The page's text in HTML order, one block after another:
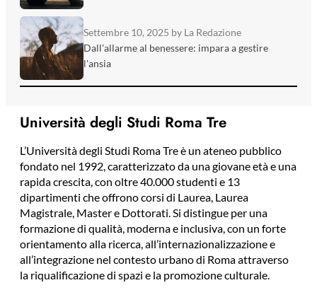
Settembre 10, 2025 by La Redazione
Dall'allarme al benessere: impara a gestire
l'ansia
Università degli Studi Roma Tre
L’Università degli Studi Roma Tre è un ateneo pubblico
fondato nel 1992, caratterizzato da una giovane età e una
rapida crescita, con oltre 40.000 studenti e 13
dipartimenti che offrono corsi di Laurea, Laurea
Magistrale, Master e Dottorati. Si distingue per una
formazione di qualità, moderna e inclusiva, con un forte
orientamento alla ricerca, all’internazionalizzazione e
all’integrazione nel contesto urbano di Roma attraverso
la riqualificazione di spazi e la promozione culturale.